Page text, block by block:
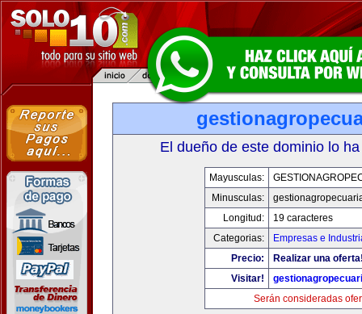
El dueño de este dominio lo
Mayusculas:
Minusculas:
Longitud:
19 caracteres
Categorias:
Empresas e
Precio:
Realizar una
Visitar!
Serán consideradas